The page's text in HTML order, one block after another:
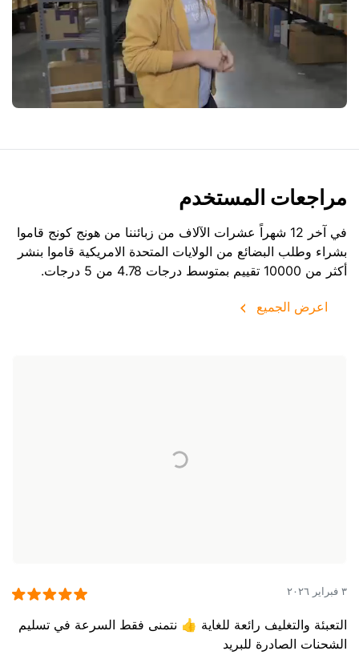
مراجعات المستخدم
في آخر 12 شهراً عشرات الآلاف من زبائننا من هونج كونج قاموا
بشراء وطلب البضائع من الولايات المتحدة الامريكية قاموا بنشر
أكثر من 10000 تقييم بمتوسط درجات 4.78 من 5 درجات.
اعرض الجميع
٣ فبراير ٢٠٢٦
التعبئة والتغليف رائعة للغاية 👍 نتمنى فقط السرعة في تسليم
الشحنات الصادرة للبريد